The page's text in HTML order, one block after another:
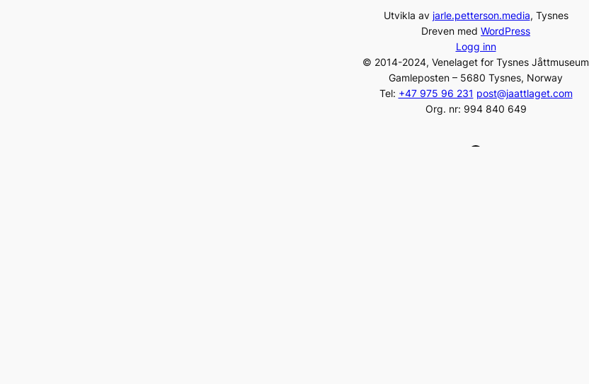
Utvikla av jarle.petterson.media, Tysnes
Dreven med WordPress
Logg inn
© 2014-2024, Venelaget for Tysnes Jåttmuseum
Gamleposten – 5680 Tysnes, Norway
Tel: +47 975 96 231 post@jaattlaget.com
Org. nr: 994 840 649
Facebook